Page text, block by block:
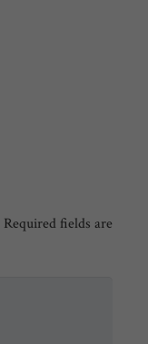
Required fields are